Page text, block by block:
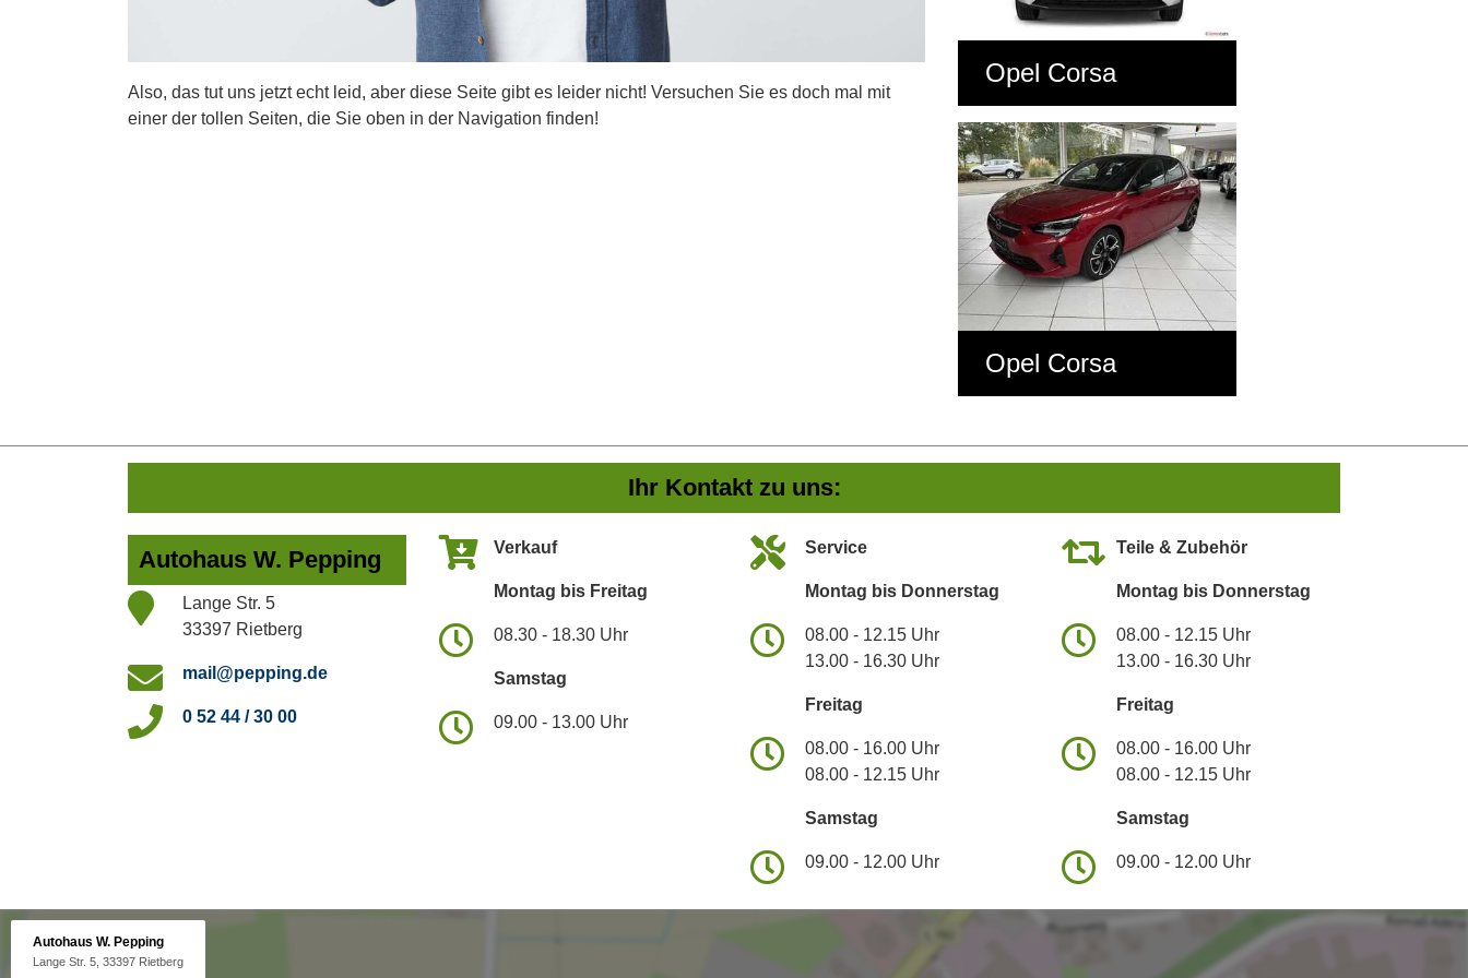
Also, das tut uns jetzt echt leid, aber diese Seite gibt es leider nicht! Versuchen Sie es doch mal mit
einer der tollen Seiten, die Sie oben in der Navigation finden!
Opel Corsa
Opel Corsa
Ihr Kontakt zu uns:
Autohaus W. Pepping
Lange Str. 5
33397 Rietberg
mail@pepping.de
0 52 44 / 30 00
Verkauf
Montag bis Freitag
08.30 - 18.30 Uhr
Samstag
09.00 - 13.00 Uhr
Service
Montag bis Donnerstag
08.00 - 12.15 Uhr
13.00 - 16.30 Uhr
Freitag
08.00 - 16.00 Uhr
08.00 - 12.15 Uhr
Samstag
09.00 - 12.00 Uhr
Teile & Zubehör
Montag bis Donnerstag
08.00 - 12.15 Uhr
13.00 - 16.30 Uhr
Freitag
08.00 - 16.00 Uhr
08.00 - 12.15 Uhr
Samstag
09.00 - 12.00 Uhr
Autohaus W. Pepping
Lange Str. 5, 33397 Rietberg